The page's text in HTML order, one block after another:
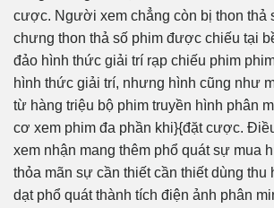
cược. Người xem chẳng còn bị thon thả
chưng thon thả số phim được chiếu tại
đảo hình thức giải trí rạp chiếu phim
hình thức giải trí, nhưng hình cũng như
từ hàng triệu bộ phim truyền hình phân
cơ xem phim đa phần khi}{đặt cược.
xem nhận mang thêm phổ quát sự mua
thỏa mãn sự cần thiết cần thiết dùng thu
dạt phổ quát thành tích điện ảnh phân